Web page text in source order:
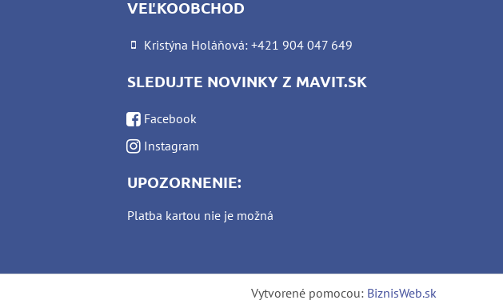
VEĽKOOBCHOD
Kristýna Holáňová: +421 904 047 649
SLEDUJTE NOVINKY Z MAVIT.SK
Facebook
Instagram
UPOZORNENIE:
Platba kartou nie je možná
Vytvorené pomocou: BiznisWeb.sk